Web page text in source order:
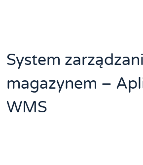
System
magazynem –
WMS